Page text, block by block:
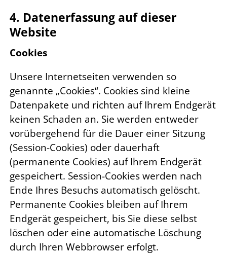
4. Datenerfassung auf dieser
Website
Cookies
Unsere Internetseiten verwenden so
genannte „Cookies“. Cookies sind kleine
Datenpakete und richten auf Ihrem Endgerät
keinen Schaden an. Sie werden entweder
vorübergehend für die Dauer einer Sitzung
(Session-Cookies) oder dauerhaft
(permanente Cookies) auf Ihrem Endgerät
gespeichert. Session-Cookies werden nach
Ende Ihres Besuchs automatisch gelöscht.
Permanente Cookies bleiben auf Ihrem
Endgerät gespeichert, bis Sie diese selbst
löschen oder eine automatische Löschung
durch Ihren Webbrowser erfolgt.